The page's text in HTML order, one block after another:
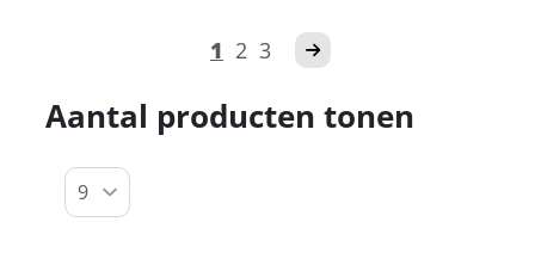
1 2 3
Aantal producten tonen